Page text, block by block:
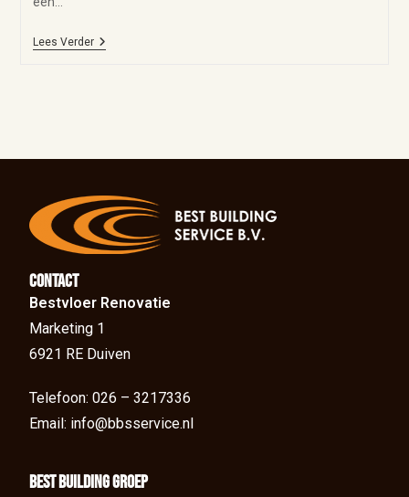
Lees Verder
Contact
Bestvloer Renovatie
Marketing 1
6921 RE Duiven
Telefoon: 026 – 3217336
Email: info@bbsservice.nl
BEst Building groep